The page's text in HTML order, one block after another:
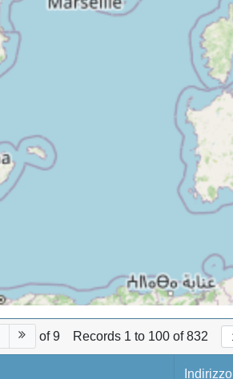
of 9 Records 1 to 100 of 832
Indirizzo